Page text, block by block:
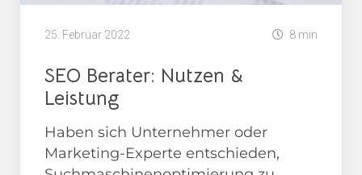
25. Februar 2022 8 min
SEO Berater: Nutzen &
Leistung
Haben sich Unternehmer oder
Marketing-Experte entschieden,